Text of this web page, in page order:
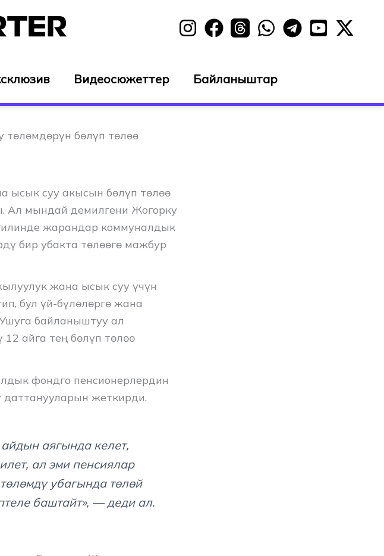
Видеосюжеттер Байланыштар
бөлүп төлөө
ысык суу акысын бөлүп төлөө
Ал мындай демилгени Жогорку
жарандар коммуналдык
бир убакта төлөөгө мажбур
жана ысык суу үчүн
бул үй-бүлөлөргө жана
байланыштуу ал
айга тең бөлүп төлөө
фондго пенсионерлердин
даттанууларын жеткирди.
аягында келет,
ал эми пенсиялар
убагында төлөй
баштайт», — деди ал.